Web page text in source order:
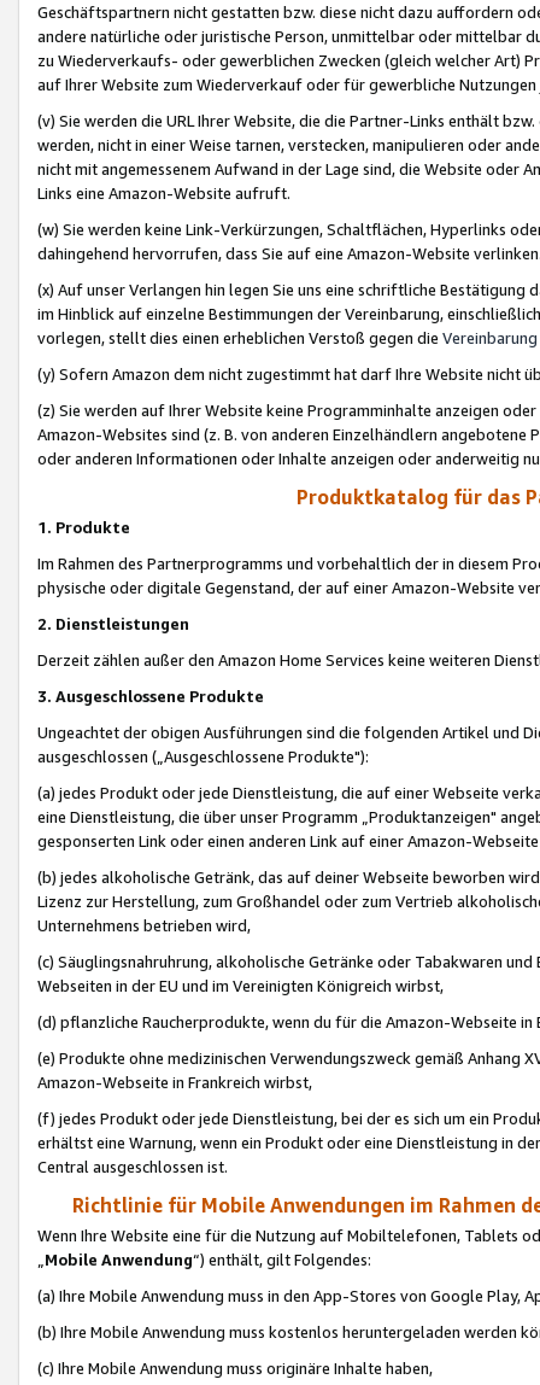
Geschäftspartnern nicht gestatten bzw. diese nicht dazu auffordern
andere natürliche oder juristische Person, unmittelbar oder mittelbar
zu Wiederverkaufs- oder gewerblichen Zwecken (gleich welcher Art)
auf Ihrer Website zum Wiederverkauf oder für gewerbliche
(v) Sie werden die URL Ihrer Website, die die Partner-Links enthält
werden, nicht in einer Weise tarnen, verstecken, manipulieren oder
nicht mit angemessenem Aufwand in der Lage sind, die Website oder
Links eine Amazon-Website aufruft.
(w) Sie werden keine Link-Verkürzungen, Schaltflächen, Hyperlinks
dahingehend hervorrufen, dass Sie auf eine Amazon-Website
(x) Auf unser Verlangen hin legen Sie uns eine schriftliche
im Hinblick auf einzelne Bestimmungen der Vereinbarung,
vorlegen, stellt dies einen erheblichen Verstoß gegen die Vereinbarung
(y) Sofern Amazon dem nicht zugestimmt hat darf Ihre Website nicht
(z) Sie werden auf Ihrer Website keine Programminhalte anzeigen
Amazon-Websites sind (z. B. von anderen Einzelhändlern
oder anderen Informationen oder Inhalte anzeigen oder anderweitig
Produktkatalog für das
1. Produkte
Im Rahmen des Partnerprogramms und vorbehaltlich der in diesem
physische oder digitale Gegenstand, der auf einer Amazon-Website
2. Dienstleistungen
Derzeit zählen außer den Amazon Home Services keine weiteren
3. Ausgeschlossene Produkte
Ungeachtet der obigen Ausführungen sind die folgenden Artikel und
ausgeschlossen („Ausgeschlossene Produkte"):
(a) jedes Produkt oder jede Dienstleistung, die auf einer Webseite
eine Dienstleistung, die über unser Programm „Produktanzeigen"
gesponserten Link oder einen anderen Link auf einer Amazon-
(b) jedes alkoholische Getränk, das auf deiner Webseite beworben
Lizenz zur Herstellung, zum Großhandel oder zum Vertrieb
Unternehmens betrieben wird,
(c) Säuglingsnahruhrung, alkoholische Getränke oder Tabakwaren
Webseiten in der EU und im Vereinigten Königreich wirbst,
(d) pflanzliche Raucherprodukte, wenn du für die Amazon-Webseite in
(e) Produkte ohne medizinischen Verwendungszweck gemäß Anhang
Amazon-Webseite in Frankreich wirbst,
(f) jedes Produkt oder jede Dienstleistung, bei der es sich um ein
erhältst eine Warnung, wenn ein Produkt oder eine Dienstleistung in
Central ausgeschlossen ist.
Richtlinie für Mobile Anwendungen im Rahmen
Wenn Ihre Website eine für die Nutzung auf Mobiltelefonen, Tablets
„Mobile Anwendung“) enthält, gilt Folgendes:
(a) Ihre Mobile Anwendung muss in den App-Stores von Google Play,
(b) Ihre Mobile Anwendung muss kostenlos heruntergeladen werden
(c) Ihre Mobile Anwendung muss originäre Inhalte haben,